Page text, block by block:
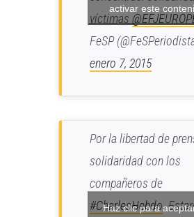
víctimas
FeSP
enero 7, 2015
activar este
Por la libertad de
solidaridad con los
compañeros de
#CharlesHebdo.
Haz clic para